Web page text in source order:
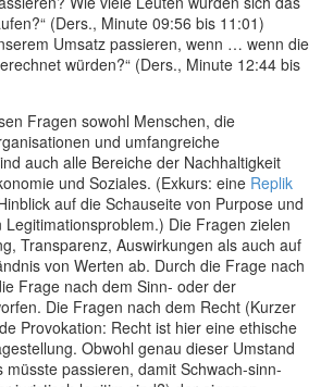
(Ders., Minute 09:56 bis 11:01)
Umsatz passieren, wenn … wenn die
würden?“ (Ders., Minute 12:44 bis
Fragen sowohl Menschen, die
und umfangreiche
auch alle Bereiche der Nachhaltigkeit
und Soziales. (Exkurs: eine Replik
auf die Schauseite von Purpose und
Die Fragen zielen
Transparenz, Auswirkungen als auch auf
von Werten ab. Durch die Frage nach
Frage nach dem Sinn- oder der
Die Fragen nach dem Recht (Kurzer
Provokation: Recht ist hier eine ethische
Obwohl genau dieser Umstand
müsste passieren, damit Schwach-sinn-